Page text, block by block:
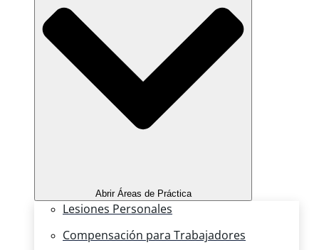
Abrir Áreas de Práctica
Lesiones Personales
Compensación para Trabajadores